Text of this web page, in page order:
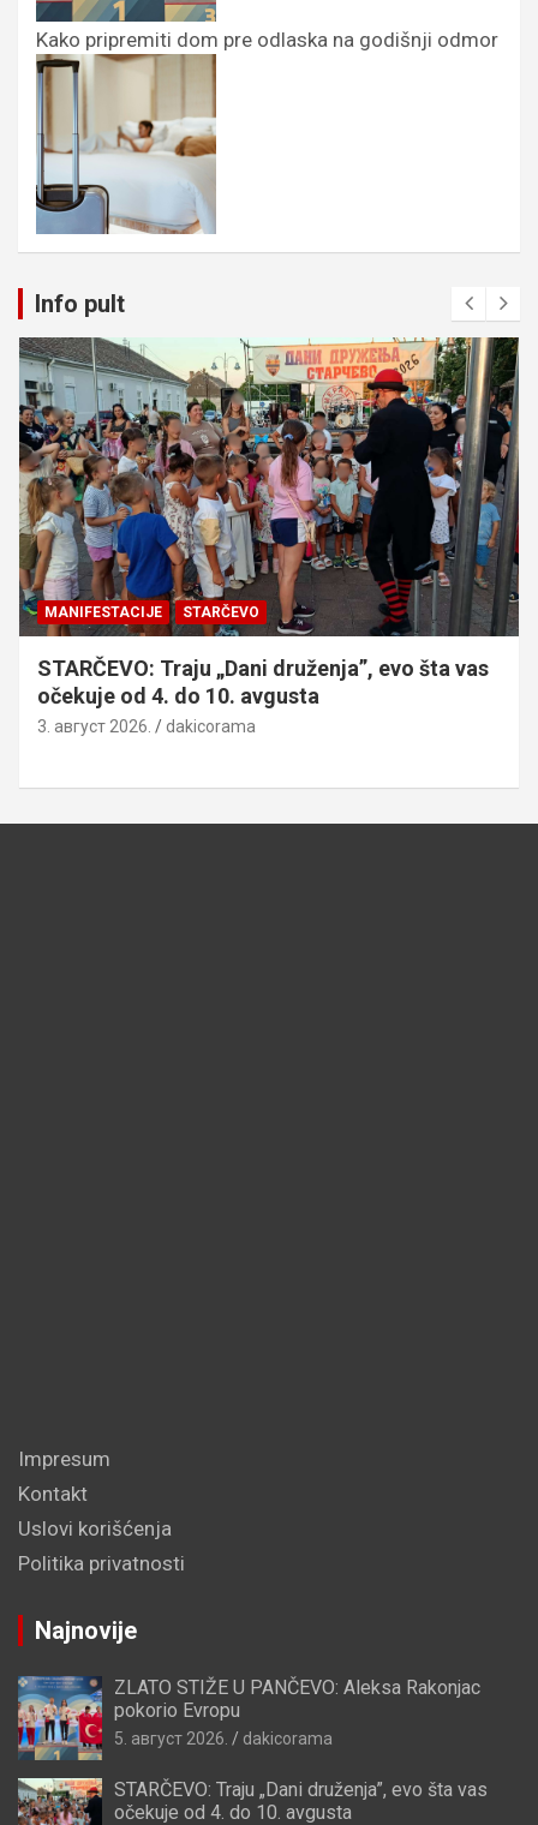
Kako pripremiti dom pre odlaska na godišnji odmor
Info pult
MANIFESTACIJE STARČEVO
STARČEVO: Traju „Dani druženja”, evo šta vas
očekuje od 4. do 10. avgusta
3. август 2026. dakicorama
Impresum
Kontakt
Uslovi korišćenja
Politika privatnosti
Najnovije
ZLATO STIŽE U PANČEVO: Aleksa Rakonjac
pokorio Evropu
5. август 2026. dakicorama
STARČEVO: Traju „Dani druženja”, evo šta vas
očekuje od 4. do 10. avgusta